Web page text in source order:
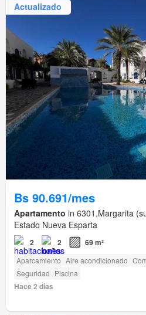
Actualizado
Bs 90.691/mes
Apartamento in 6301,Margarita
Estado Nueva Esparta
2 2 69 m²
Aparcamiento Aire acondicionado
Seguridad Piscina
Hace 2 días